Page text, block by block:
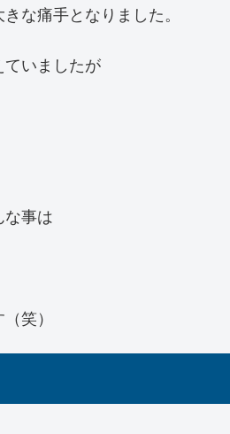
な痛手となりました。
いましたが
事は
笑）